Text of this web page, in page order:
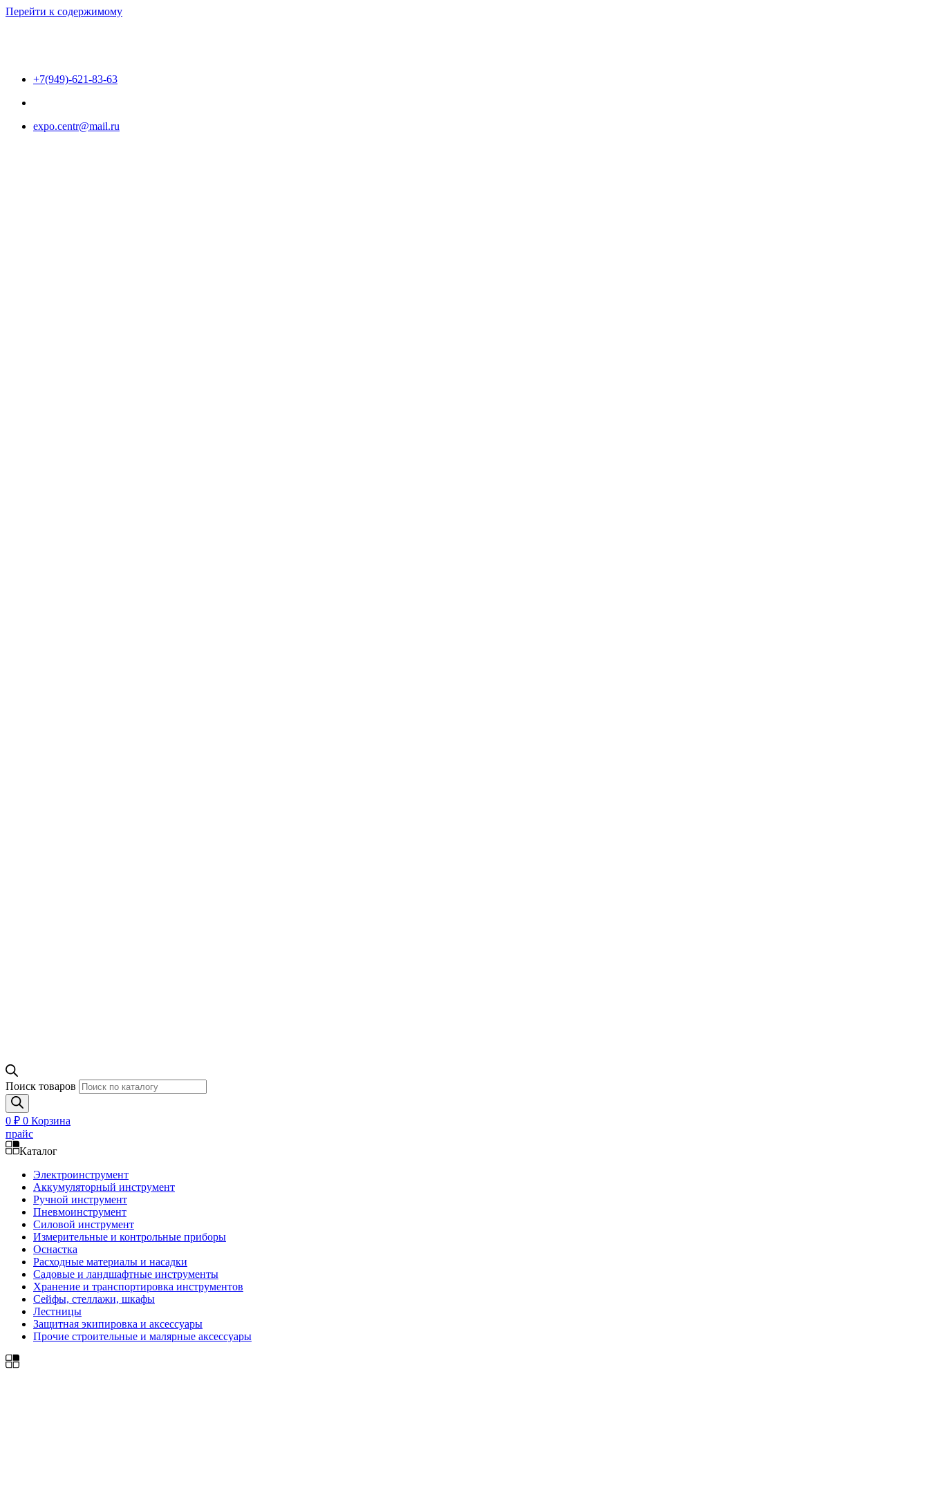
Перейти к содержимому
+7(949)-621-83-63
expo.centr@mail.ru
Поиск товаров
0 ₽ 0 Корзина
прайс
Каталог
Электроинструмент
Аккумуляторный инструмент
Ручной инструмент
Пневмоинструмент
Силовой инструмент
Измерительные и контрольные приборы
Оснастка
Расходные материалы и насадки
Садовые и ландшафтные инструменты
Хранение и транспортировка инструментов
Сейфы, стеллажи, шкафы
Лестницы
Защитная экипировка и аксессуары
Прочие строительные и малярные аксессуары